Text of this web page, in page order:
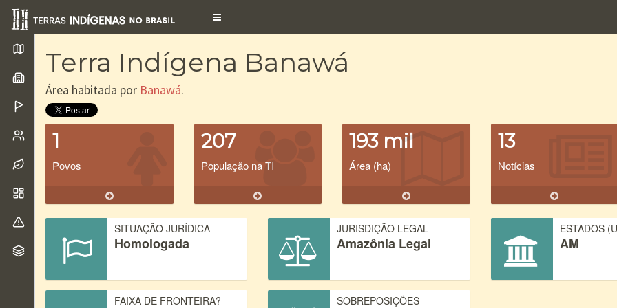
Toggle
Terra Indígena Banawá
Área habitada por Banawá.
1
Povos
207
População na TI
193 mil
Área (ha)
13
Notícias
SITUAÇÃO JURÍDICA
Homologada
JURISDIÇÃO LEGAL
Amazônia Legal
ESTADOS
AM
FAIXA DE FRONTEIRA? SOBREPOSIÇÕES